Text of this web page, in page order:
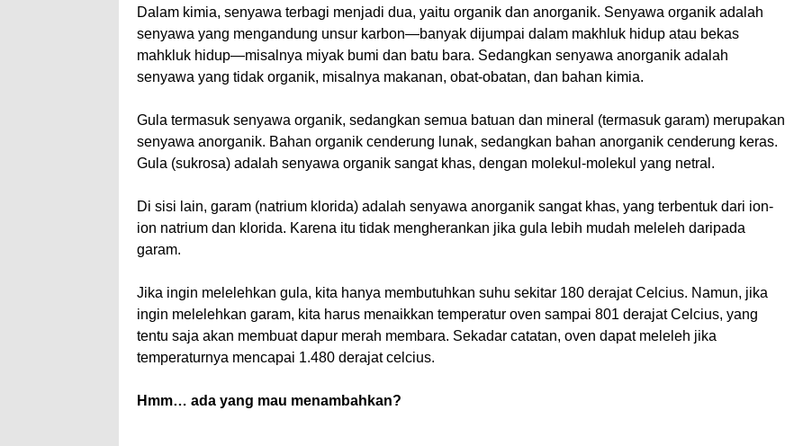
Dalam kimia, senyawa terbagi menjadi dua, yaitu organik dan anorganik. Senyawa organik adalah
senyawa yang mengandung unsur karbon—banyak dijumpai dalam makhluk hidup atau bekas
mahkluk hidup—misalnya miyak bumi dan batu bara. Sedangkan senyawa anorganik adalah
senyawa yang tidak organik, misalnya makanan, obat-obatan, dan bahan kimia.
Gula termasuk senyawa organik, sedangkan semua batuan dan mineral (termasuk garam) merupakan
senyawa anorganik. Bahan organik cenderung lunak, sedangkan bahan anorganik cenderung keras.
Gula (sukrosa) adalah senyawa organik sangat khas, dengan molekul-molekul yang netral.
Di sisi lain, garam (natrium klorida) adalah senyawa anorganik sangat khas, yang terbentuk dari ion-
ion natrium dan klorida. Karena itu tidak mengherankan jika gula lebih mudah meleleh daripada
garam.
Jika ingin melelehkan gula, kita hanya membutuhkan suhu sekitar 180 derajat Celcius. Namun, jika
ingin melelehkan garam, kita harus menaikkan temperatur oven sampai 801 derajat Celcius, yang
tentu saja akan membuat dapur merah membara. Sekadar catatan, oven dapat meleleh jika
temperaturnya mencapai 1.480 derajat celcius.
Hmm… ada yang mau menambahkan?